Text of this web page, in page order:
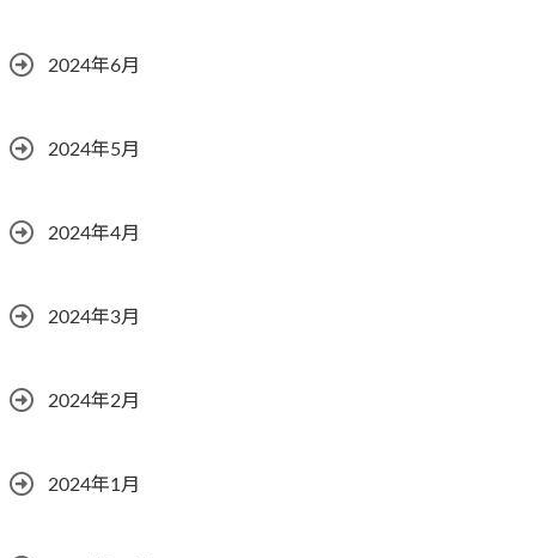
2024年6月
2024年5月
2024年4月
2024年3月
2024年2月
2024年1月